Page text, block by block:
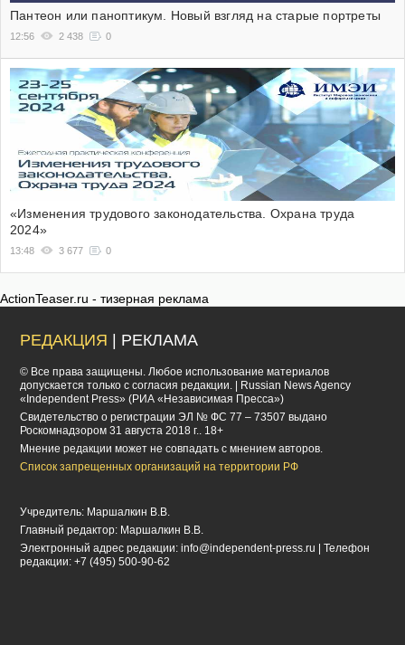
Пантеон или паноптикум. Новый взгляд на старые портреты
12:56 2 438 0
«Изменения трудового законодательства. Охрана труда
2024»
13:48 3 677 0
ActionTeaser.ru - тизерная реклама
РЕДАКЦИЯ | РЕКЛАМА
© Все права защищены. Любое использование материалов
допускается только с согласия редакции. | Russian News Agency
«Independent Press» (РИА «Независимая Пресса»)
Cвидетельство о регистрации ЭЛ № ФС 77 – 73507 выдано
Роскомнадзором 31 августа 2018 г.. 18+
Мнение редакции может не совпадать с мнением авторов.
Список запрещенных организаций на территории РФ
Учредитель: Маршалкин В.В.
Главный редактор: Маршалкин В.В.
Электронный адрес редакции:info@independent-press.ru | Телефон
редакции: +7 (495) 500-90-62